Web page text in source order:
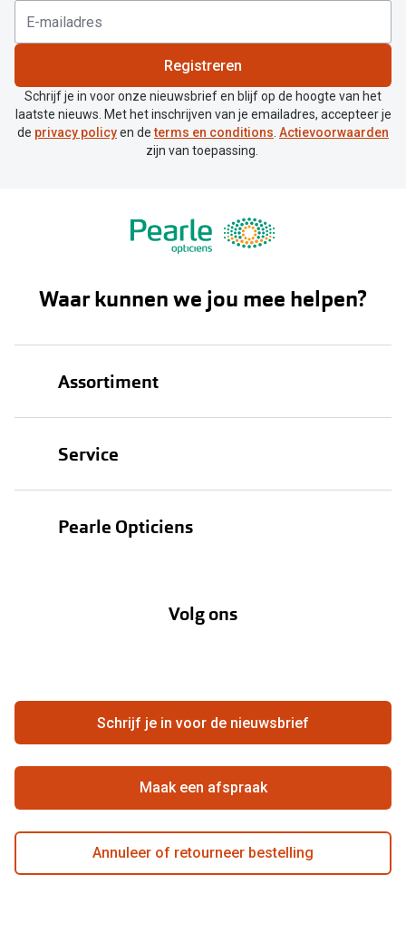
Registreren
Schrijf je in voor onze nieuwsbrief en blijf op de hoogte van het
laatste nieuws. Met het inschrijven van je emailadres, accepteer je
de privacy policyen determs en conditions. Actievoorwaarden
zijn van toepassing.
Waar kunnen we jou mee helpen?
Assortiment
Service
Hier de overeenkomst ontbinden
Pearle Opticiens
Beste winkelketen
Volg ons
Schrijf je in voor de nieuwsbrief
Maak een afspraak
Annuleer of retourneer bestelling